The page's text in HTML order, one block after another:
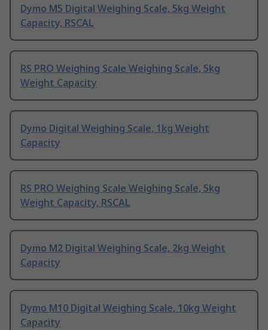
Dymo M5 Digital Weighing Scale, 5kg Weight
Capacity, RSCAL
RS PRO Weighing Scale Weighing Scale, 5kg
Weight Capacity
Dymo Digital Weighing Scale, 1kg Weight
Capacity
RS PRO Weighing Scale Weighing Scale, 5kg
Weight Capacity, RSCAL
Dymo M2 Digital Weighing Scale, 2kg Weight
Capacity
Dymo M10 Digital Weighing Scale, 10kg Weight
Capacity